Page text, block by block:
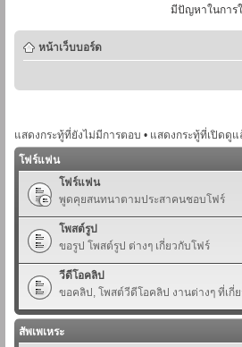
มีปัญหาในการ
หน้าเว็บบอร์ด
แสดงกระทู้ที่ยังไม่มีการตอบ • แสดงกระทู้ที่เปิดดูแ
โฟร์แฟน
โฟร์แฟน
พูดคุยสนทนาตามประสาคนชอบโฟร์
โพสต์รูป
ขอรูป โพสต์รูป ต่างๆ เกี่ยวกับโฟร์
วีดีโอคลิป
ขอคลิป, โพสต์วีดีโอคลิป งานต่างๆ ที่เกี่
สัพเพเหระ